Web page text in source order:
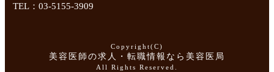
TEL：03-5155-3909
Copyright(C)
美容医師の求人・転職情報なら美容医局
All Rights Reserved.